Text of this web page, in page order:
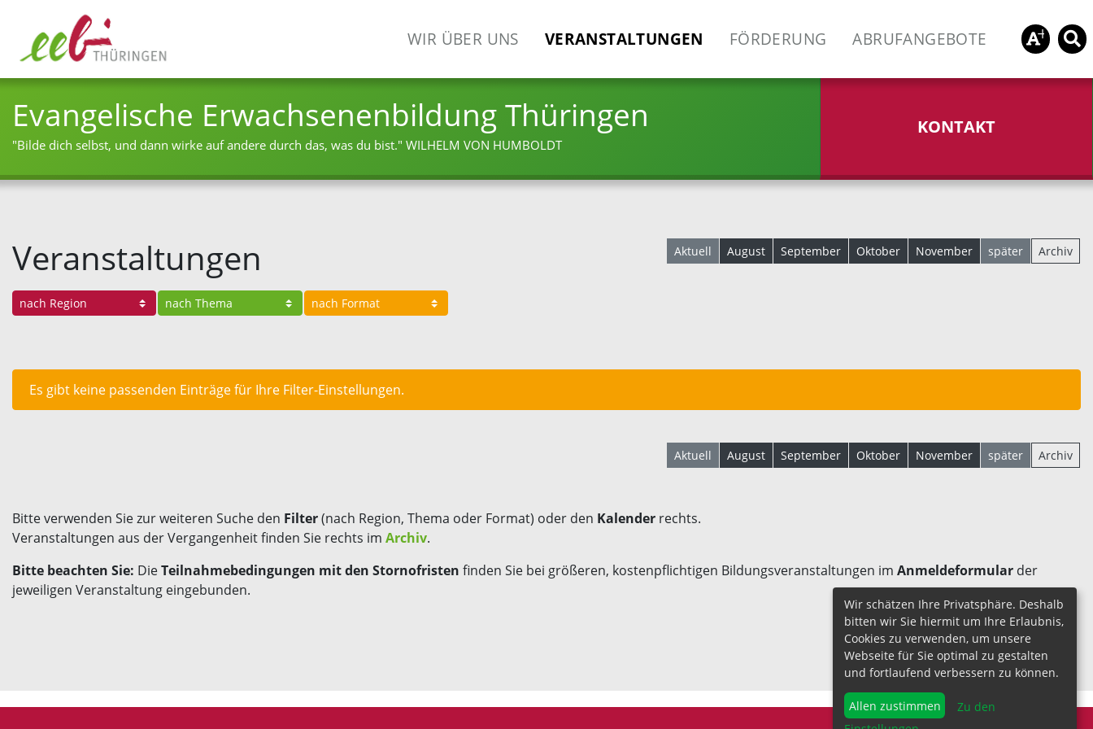
WIR ÜBER UNS VERANSTALTUNGEN FÖRDERUNG ABRUFANGEBOTE
Evangelische Erwachsenenbildung Thüringen
"Bilde dich selbst, und dann wirke auf andere durch das, was du bist." WILHELM VON HUMBOLDT
KONTAKT
Aktuell August September Oktober November später Archiv
Veranstaltungen
Es gibt keine passenden Einträge für Ihre Filter-Einstellungen.
Aktuell August September Oktober November später Archiv
Bitte verwenden Sie zur weiteren Suche den Filter(nach Region, Thema oder Format) oder den Kalender rechts.
Veranstaltungen aus der Vergangenheit finden Sie rechts im Archiv.
Bitte beachten Sie: DieTeilnahmebedingungen mit den Stornofristen finden Sie bei größeren, kostenpflichtigen Bildungsveranstaltungen im Anmeldeformular der
jeweiligen Veranstaltung eingebunden.
Wir schätzen Ihre Privatsphäre. Deshalb
bitten wir Sie hiermit um Ihre Erlaubnis,
Cookies zu verwenden, um unsere
Webseite für Sie optimal zu gestalten
und fortlaufend verbessern zu können.
Allen zustimmen
Zu den